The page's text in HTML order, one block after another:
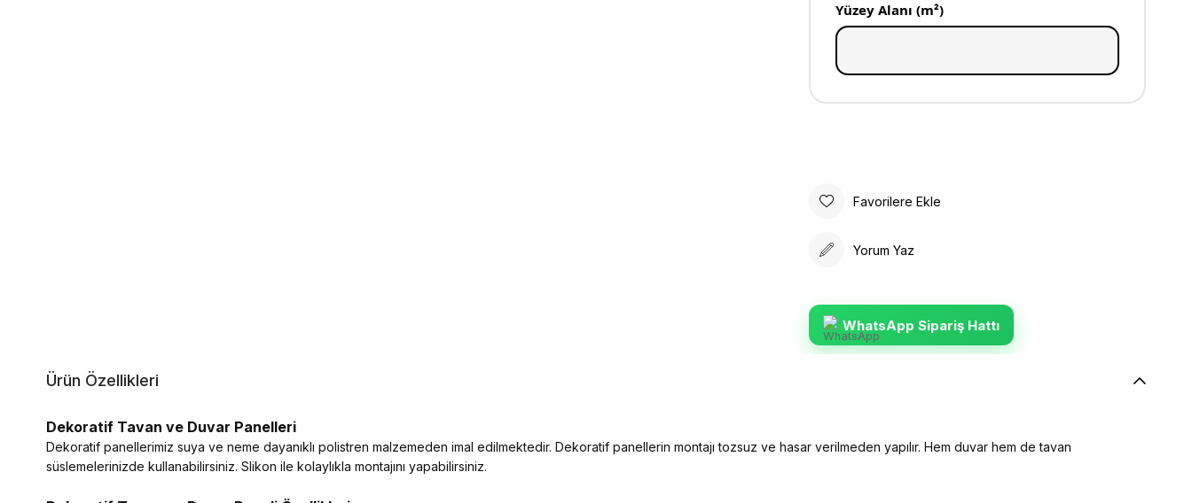
Yüzey Alanı (m²)
Favorilere Ekle
Yorum Yaz
WhatsApp Sipariş Hattı
Ürün Özellikleri
Dekoratif Tavan ve Duvar Panelleri
Dekoratif panellerimiz suya ve neme dayanıklı polistren malzemeden imal edilmektedir. Dekoratif panellerin montajı tozsuz ve hasar verilmeden yapılır. Hem duvar hem de tavan
süslemelerinizde kullanabilirsiniz. Slikon ile kolaylıkla montajını yapabilirsiniz.